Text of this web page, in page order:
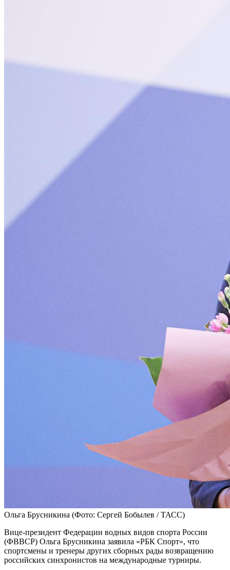
Ольга Брусникина (Фото: Сергей Бобылев / ТАСС)
Вице‑президент Федерации водных видов спорта России
(ФВВСР) Ольга Брусникина заявила «РБК Спорт», что
спортсмены и тренеры других сборных рады возвращению
российских синхронистов на международные турниры.